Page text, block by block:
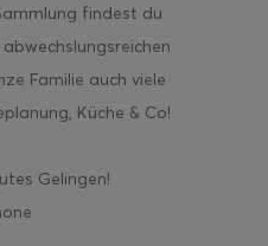
findest du
Familie auch viele
Küche & Co!
Gelingen!